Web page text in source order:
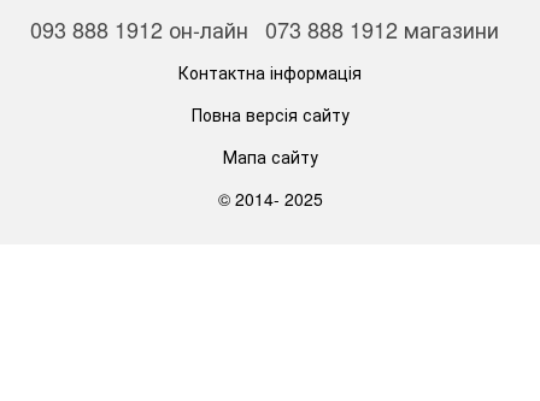
093 888 1912 он-лайн 073 888 1912 магазини
Контактна інформація
Повна версія сайту
Мапа сайту
© 2014- 2025